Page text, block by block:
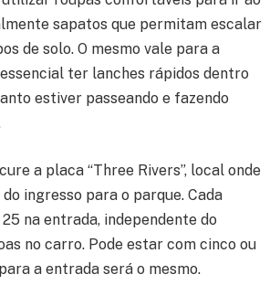
sapatos que permitam escalar
de solo. O mesmo vale para a
ter lanches rápidos dentro
estiver passeando e fazendo
a placa “Three Rivers”, local onde
ingresso para o parque. Cada
na entrada, independente do
no carro. Pode estar com cinco ou
a entrada será o mesmo.